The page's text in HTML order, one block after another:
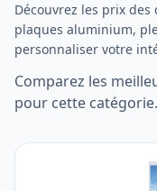
Découvrez les prix
plaques aluminium,
personnaliser votre
Comparez les
pour cette catégorie.